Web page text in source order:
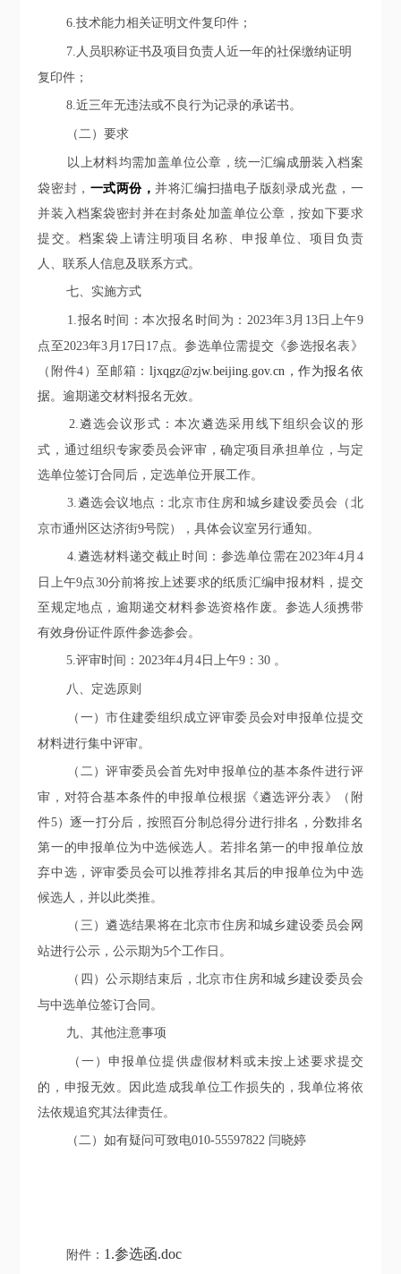
6.技术能力相关证明文件复印件；
7. 人员职称证书及项目负责人近一年的社保缴纳证明
复印件；
8.近三年无违法或不良行为记录的承诺书。
（二）要求
以上材料均需加盖单位公章，统一汇编成册装入档案
袋密封 ， 一式两份， 并将汇编扫描电子版刻录成光盘 ， 一
并装入档案袋密封并在封条处加盖单位公章 ，按如下要求
提交。档案袋上请注明项目名称、申报单位、项目负责
人、联系人信息及联系方式。
七、实施方式
1.报名时间：本次报名时间为： 2023年3月 13日上午9
点至2023年3 月 17日 17 点。参选单位需提交《参选报名表》
（附件4 ）至邮箱： ljxqgz@zjw.beijing.gov.cn，作为报名依
据。逾期递交材料报名无效。
2.遴选会议形式：本次遴选采用线下组织会议的形
式， 通过组织专家委员会评审，确定项目承担单位，与定
选单位签订合同后，定选单位开展工作。
3.遴选会议地点：北京市住房和城乡建设委员会（北
京市通州区达济街9号院），具体会议室另行通知。
4.遴选材料递交截止时间：参选单位需在2023年4月 4
日上午9点30分前将按上述要求的纸质汇编申报材料，提交
至规定地点，逾期递交材料参选资格作废。参选人须携带
有效身份证件原件参选参会。
5.评审时间：2023年4月4 日上午9 ：30 。
八 、定选原则
（一）市住建委组织成立评审委员会对申报单位提交
材料进行集中评审。
（二）评审委员会首先对申报单位的基本条件进行评
审，对符合基本条件的申报单位根据 《遴选评分表 》（附
件5）逐一打分后，按照百分制总得分进行排名，分数排名
第一的申报单位为中选候选人。若排名第一的申报单位放
弃中选，评审委员会可以推荐排名其后的申报单位为中选
候选人，并以此类推。
（三）遴选结果将在北京市住房和城乡建设委员会网
站进行公示，公示期为5个工作日 。
（四）公示期结束后，北京市住房和城乡建设委员会
与中选单位签订合同。
九、其他注意事项
（一）申报单位提供虚假材料或未按上述要求提交
的，申报无效。因此造成我单位工作损失的，我单位将依
法依规追究其法律责任。
（二）如有疑问可致电010-55597822 闫晓婷
附件： 1.参选函.doc